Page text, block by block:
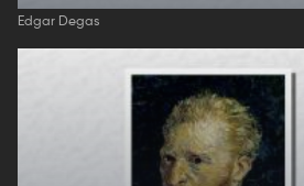
Edgar Degas